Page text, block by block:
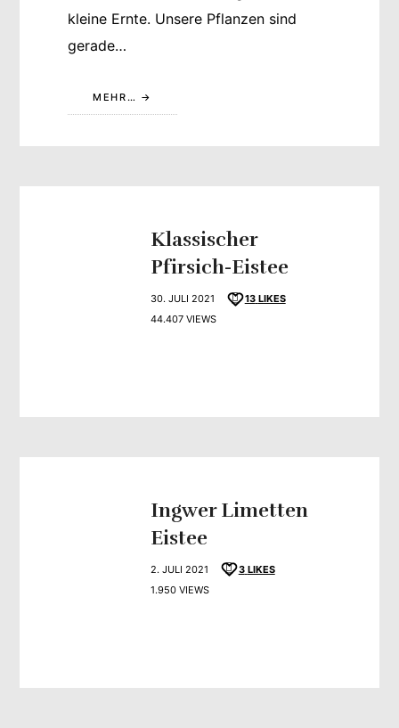
kleine Ernte. Unsere Pflanzen sind
gerade…
MEHR…
Klassischer
Pfirsich-Eistee
30. JULI 2021 13 LIKES
44.407 VIEWS
Ingwer Limetten
Eistee
2. JULI 2021 3 LIKES
1.950 VIEWS